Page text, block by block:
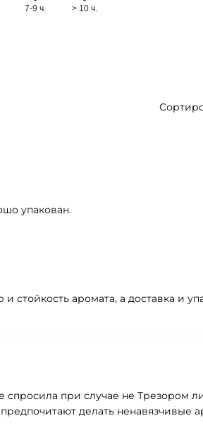
упакован.
стойкость аромата, а доставка и
при случае не Трезором
делать ненавязчивые